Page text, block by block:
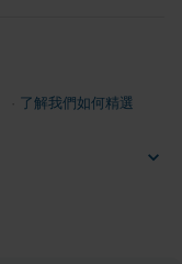
了解我們如何精選